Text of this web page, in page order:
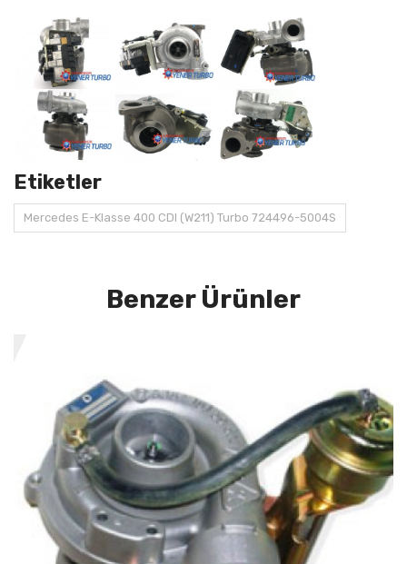
Etiketler
Mercedes E-Klasse 400 CDI (W211) Turbo 724496-5004S
Benzer Ürünler